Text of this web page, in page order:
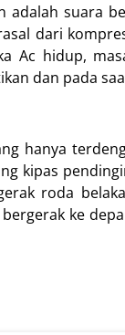
suara
dari
Ac hidup,
dan pada
hanya
kipas
roda
ke